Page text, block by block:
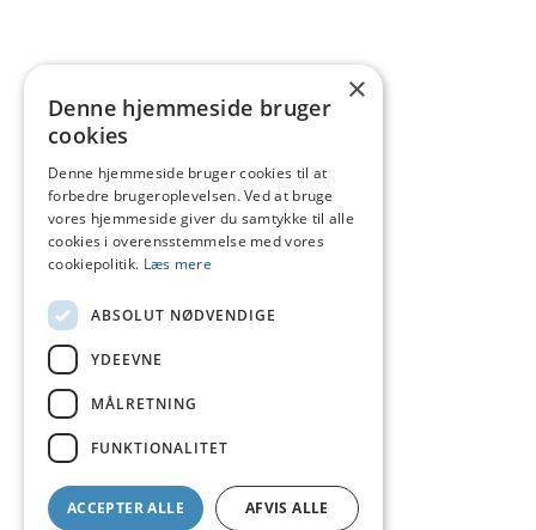
×
Denne hjemmeside bruger
cookies
Denne hjemmeside bruger cookies til at
forbedre brugeroplevelsen. Ved at bruge
vores hjemmeside giver du samtykke til alle
cookies i overensstemmelse med vores
cookiepolitik. Læs mere
ABSOLUT NØDVENDIGE
YDEEVNE
MÅLRETNING
FUNKTIONALITET
ACCEPTER ALLE AFVIS ALLE